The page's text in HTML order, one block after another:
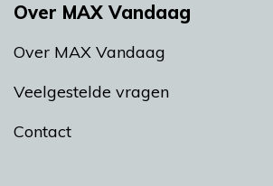
Over MAX Vandaag
Over MAX Vandaag
Veelgestelde vragen
Contact